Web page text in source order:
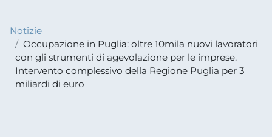
Notizie
Occupazione in Puglia: oltre 10mila nuovi lavoratori
con gli strumenti di agevolazione per le imprese.
Intervento complessivo della Regione Puglia per 3
miliardi di euro